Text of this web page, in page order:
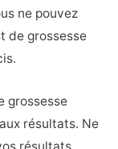
ne pouvez
de grossesse
grossesse
résultats. Ne